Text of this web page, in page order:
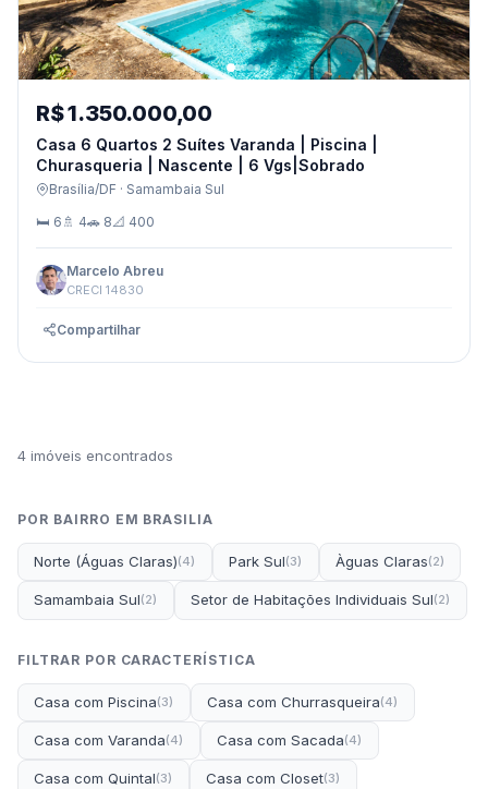
R$ 1.350.000,00
Casa 6 Quartos 2 Suítes Varanda | Piscina |
Churasqueria | Nascente | 6 Vgs|Sobrado
Brasília/DF · Samambaia Sul
🛏 6 🚿 4🚗 8📐 400
Marcelo Abreu
CRECI 14830
Compartilhar
4 imóveis encontrados
POR BAIRRO EM BRASILIA
Norte (Águas Claras)(4) Park Sul(3) Àguas Claras(2)
Samambaia Sul(2) Setor de Habitações Individuais Sul(2)
FILTRAR POR CARACTERÍSTICA
Casa com Piscina(3) Casa com Churrasqueira(4)
Casa com Varanda(4) Casa com Sacada(4)
Casa com Quintal(3) Casa com Closet(3)